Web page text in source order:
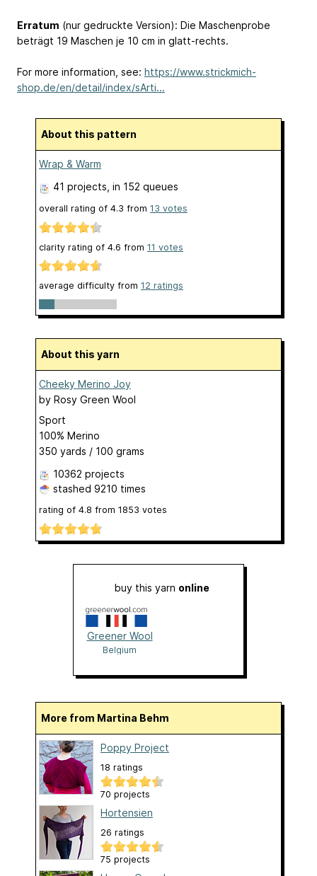
Erratum (nur gedruckte Version): Die Maschenprobe
beträgt 19 Maschen je 10 cm in glatt-rechts.
For more information, see: https://www.strickmich-
shop.de/en/detail/index/sArti...
About this pattern
Wrap & Warm
41 projects , in 152 queues
overall rating of 4.3 from 13 votes
clarity rating of 4.6 from 11 votes
average difficulty from 12 ratings
About this yarn
Cheeky Merino Joy
by Rosy Green Wool
Sport
100% Merino
350 yards / 100 grams
10362 projects
stashed 9210 times
rating of 4.8 from 1853 votes
buy this yarn online
Greener Wool
Belgium
More from Martina Behm
Poppy Project
18 ratings
70 projects
Hortensien
26 ratings
75 projects